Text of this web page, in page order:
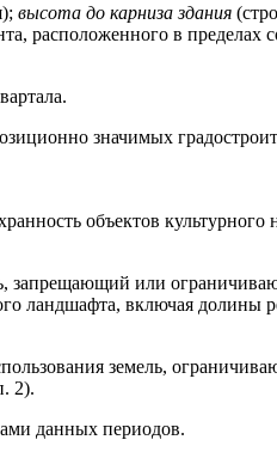
высота до карниза здания
расположенного в пределах
значимых
объектов культурного
запрещающий или
ландшафта, включая долины
земель,
2).
данных периодов.